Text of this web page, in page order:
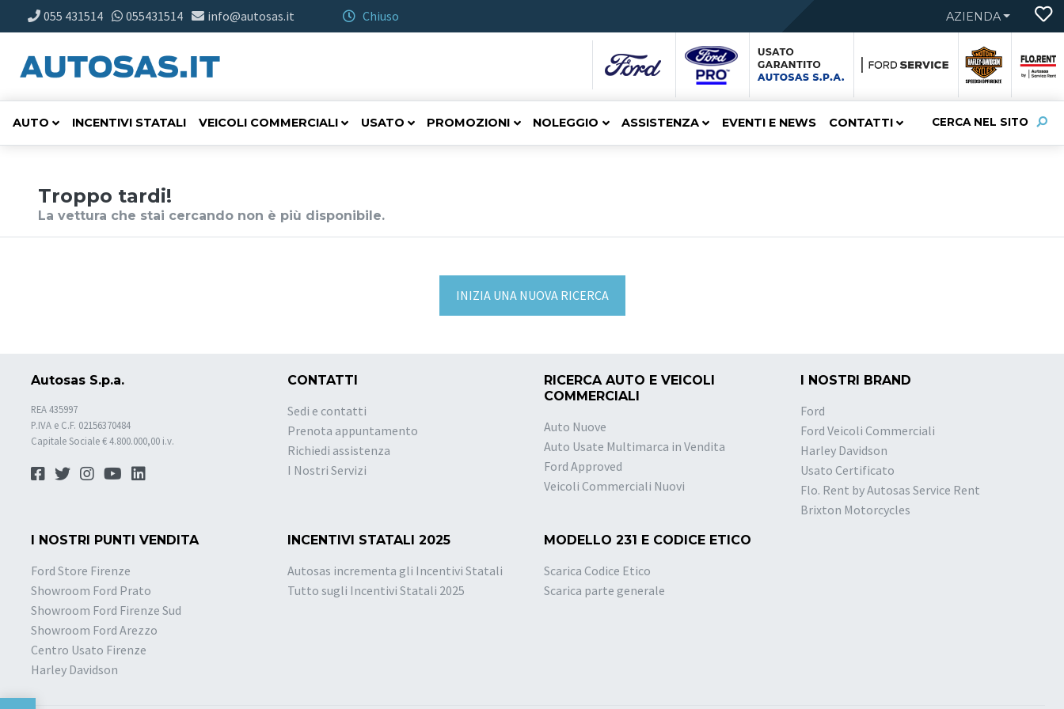
055 431514 055431514 info@autosas.it Chiuso AZIENDA
CERCA NEL SITO
AUTO INCENTIVI STATALI VEICOLI COMMERCIALI USATO PROMOZIONI NOLEGGIO ASSISTENZA EVENTI E NEWS CONTATTI
Troppo tardi!
La vettura che stai cercando non è più disponibile.
INIZIA UNA NUOVA RICERCA
Autosas S.p.a.
REA 435997
P.IVA e C.F. 02156370484
Capitale Sociale € 4.800.000,00 i.v.
CONTATTI
Sedi e contatti
Prenota appuntamento
Richiedi assistenza
I Nostri Servizi
RICERCA AUTO E VEICOLI
COMMERCIALI
Auto Nuove
Auto Usate Multimarca in Vendita
Ford Approved
Veicoli Commerciali Nuovi
I NOSTRI BRAND
Ford
Ford Veicoli Commerciali
Harley Davidson
Usato Certificato
Flo. Rent by Autosas Service Rent
Brixton Motorcycles
I NOSTRI PUNTI VENDITA
Ford Store Firenze
Showroom Ford Prato
Showroom Ford Firenze Sud
Showroom Ford Arezzo
Centro Usato Firenze
Harley Davidson
INCENTIVI STATALI 2025
Autosas incrementa gli Incentivi Statali
Tutto sugli Incentivi Statali 2025
MODELLO 231 E CODICE ETICO
Scarica Codice Etico
Scarica parte generale